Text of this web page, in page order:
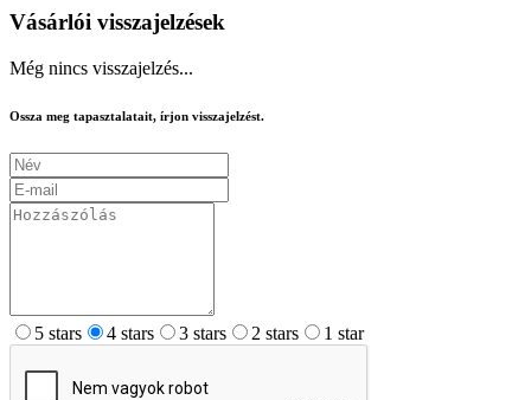
Vásárlói visszajelzések
Még nincs visszajelzés...
Ossza meg tapasztalatait, írjon visszajelzést.
5 stars 4 stars 3 stars 2 stars 1 star